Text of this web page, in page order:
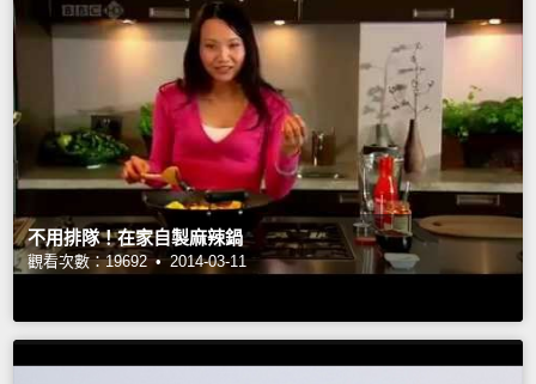
不用排隊！在家自製麻辣鍋
觀看次數：19692 • 2014-03-11